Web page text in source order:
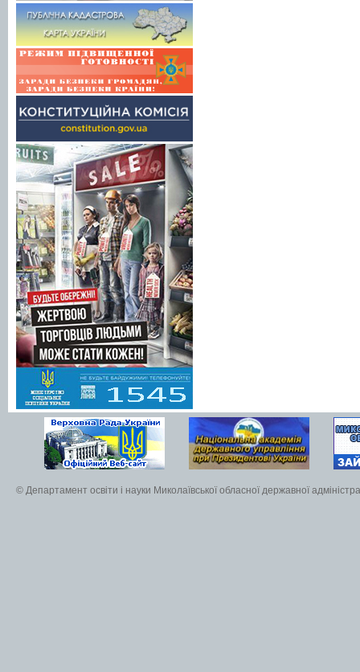
© Департамент освіти і науки Миколаївської обласної державної